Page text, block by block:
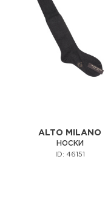
ALTO MILANO
НОСКИ
ID: 46151